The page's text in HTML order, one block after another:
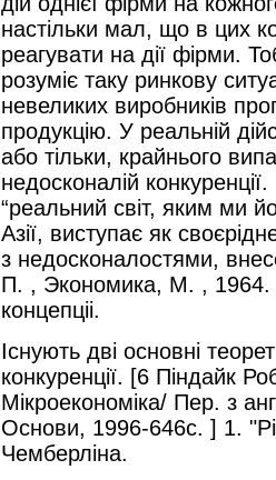
настільки мал, що в цих
реагувати на дії фірми.
розуміє таку ринкову
невеликих виробників
продукцію. У реальній
або тільки, крайнього
недосконалій
“реальний світ, яким ми
Азії, виступає як
з недосконалостями,
П. , Экономика, М. , 1964.
концепціі.
Існують дві основні
конкуренції. [6 Піндайк
Мікроекономіка/ Пер. з
Основи, 1996-646с. ] 1.
Чемберліна.